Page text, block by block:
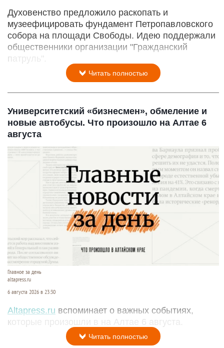
Духовенство предложило раскопать и
музеефицировать фундамент Петропавловского
собора на площади Свободы. Идею поддержали
общественники организации "Гражданский
патруль".
Читать полностью
Университетский «бизнесмен», обмеление и
новые автобусы. Что произошло на Алтае 6
августа
Главное за день
altapress.ru
6 августа 2026 в 23:30
Altapress.ru вспоминает о важных событиях,
которые произошли в на Алтае 6 августа.
Читать полностью